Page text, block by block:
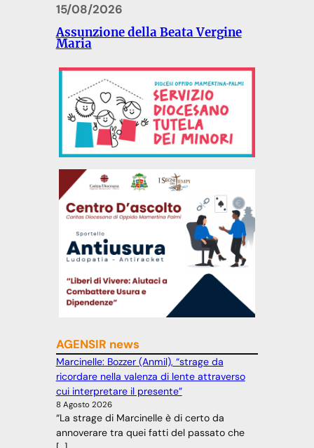
15/08/2026
Assunzione della Beata Vergine
Maria
AGENSIR news
Marcinelle: Bozzer (Anmil), “strage da
ricordare nella valenza di lente attraverso
cui interpretare il presente”
8 Agosto 2026
“La strage di Marcinelle è di certo da
annoverare tra quei fatti del passato che